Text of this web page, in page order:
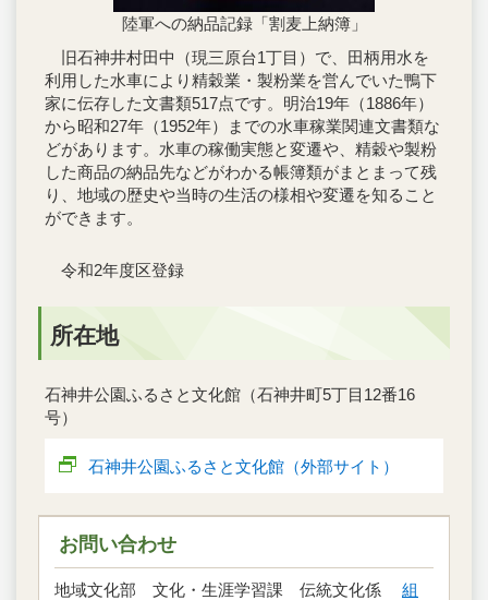
陸軍への納品記録「割麦上納簿」
旧石神井村田中（現三原台1丁目）で、田柄用水を
利用した水車により精穀業・製粉業を営んでいた鴨下
家に伝存した文書類517点です。明治19年（1886年）
から昭和27年（1952年）までの水車稼業関連文書類な
どがあります。水車の稼働実態と変遷や、精穀や製粉
した商品の納品先などがわかる帳簿類がまとまって残
り、地域の歴史や当時の生活の様相や変遷を知ること
ができます。
令和2年度区登録
所在地
石神井公園ふるさと文化館（石神井町5丁目12番16
号）
石神井公園ふるさと文化館（外部サイト）
お問い合わせ
地域文化部 文化・生涯学習課 伝統文化係 組